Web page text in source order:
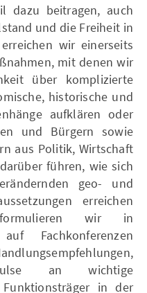
dazu beitragen, auch
und die Freiheit in
wir einerseits
mit denen wir
über komplizierte
historische und
aufklären oder
und Bürgern sowie
aus Politik, Wirtschaft
führen, wie sich
geo- und
erreichen
formulieren wir in
Fachkonferenzen
an wichtige
in der